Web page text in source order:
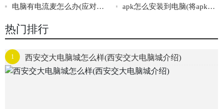
电脑有电流麦怎么办(应对电脑电流麦的几种方法)
apk怎么安装到电脑(将apk安装到电脑的步骤)
热门排行
1 西安交大电脑城怎么样(西安交大电脑城介绍)